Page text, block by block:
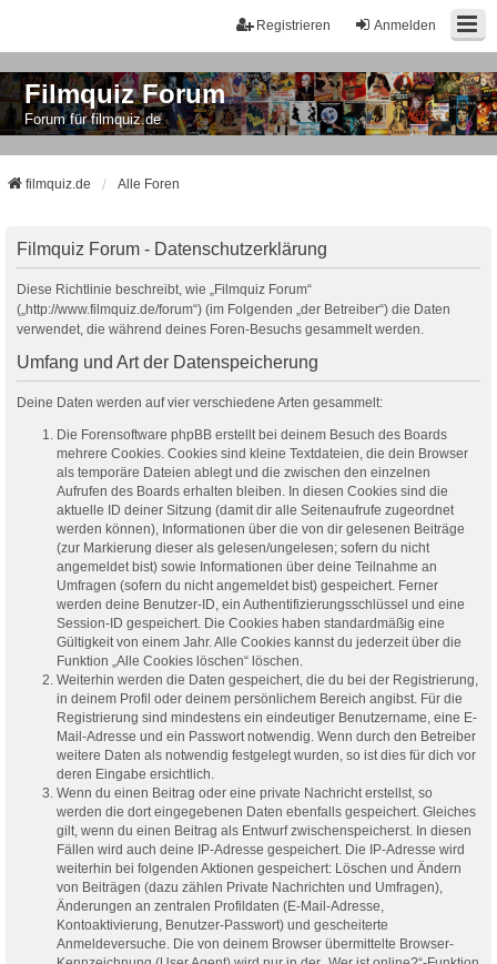
Anmelden
Registrieren
Filmquiz Forum
Forum für filmquiz.de
filmquiz.de Alle Foren
Filmquiz Forum - Datenschutzerklärung
Diese Richtlinie beschreibt, wie „Filmquiz Forum“
(„http://www.filmquiz.de/forum“) (im Folgenden „der Betreiber“) die Daten
verwendet, die während deines Foren-Besuchs gesammelt werden.
Umfang und Art der Datenspeicherung
Deine Daten werden auf vier verschiedene Arten gesammelt:
Die Forensoftware phpBB erstellt bei deinem Besuch des Boards
mehrere Cookies. Cookies sind kleine Textdateien, die dein Browser
als temporäre Dateien ablegt und die zwischen den einzelnen
Aufrufen des Boards erhalten bleiben. In diesen Cookies sind die
aktuelle ID deiner Sitzung (damit dir alle Seitenaufrufe zugeordnet
werden können), Informationen über die von dir gelesenen Beiträge
(zur Markierung dieser als gelesen/ungelesen; sofern du nicht
angemeldet bist) sowie Informationen über deine Teilnahme an
Umfragen (sofern du nicht angemeldet bist) gespeichert. Ferner
werden deine Benutzer-ID, ein Authentifizierungsschlüssel und eine
Session-ID gespeichert. Die Cookies haben standardmäßig eine
Gültigkeit von einem Jahr. Alle Cookies kannst du jederzeit über die
Funktion „Alle Cookies löschen“ löschen.
Weiterhin werden die Daten gespeichert, die du bei der Registrierung,
in deinem Profil oder deinem persönlichem Bereich angibst. Für die
Registrierung sind mindestens ein eindeutiger Benutzername, eine E-
Mail-Adresse und ein Passwort notwendig. Wenn durch den Betreiber
weitere Daten als notwendig festgelegt wurden, so ist dies für dich vor
deren Eingabe ersichtlich.
Wenn du einen Beitrag oder eine private Nachricht erstellst, so
werden die dort eingegebenen Daten ebenfalls gespeichert. Gleiches
gilt, wenn du einen Beitrag als Entwurf zwischenspeicherst. In diesen
Fällen wird auch deine IP-Adresse gespeichert. Die IP-Adresse wird
weiterhin bei folgenden Aktionen gespeichert: Löschen und Ändern
von Beiträgen (dazu zählen Private Nachrichten und Umfragen),
Änderungen an zentralen Profildaten (E-Mail-Adresse,
Kontoaktivierung, Benutzer-Passwort) und gescheiterte
Anmeldeversuche. Die von deinem Browser übermittelte Browser-